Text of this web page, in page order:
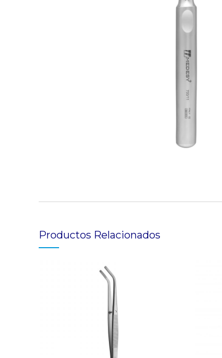
Productos Relacionados